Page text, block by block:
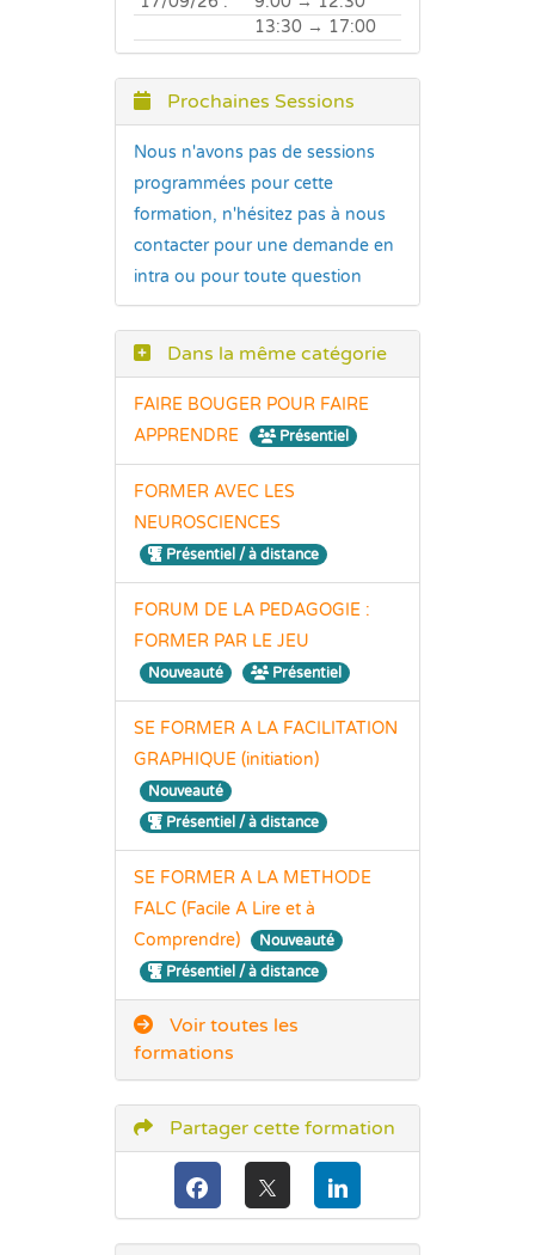
13:30 → 17:00
Prochaines Sessions
Nous n'avons pas de sessions
programmées pour cette
formation, n'hésitez pas à nous
contacter pour une demande en
intra ou pour toute question
Dans la même catégorie
FAIRE BOUGER POUR FAIRE
APPRENDRE
Présentiel
FORMER AVEC LES
NEUROSCIENCES
Présentiel / à distance
FORUM DE LA PEDAGOGIE :
FORMER PAR LE JEU
Nouveauté Présentiel
SE FORMER A LA FACILITATION
GRAPHIQUE (initiation)
Nouveauté
Présentiel / à distance
SE FORMER A LA METHODE
FALC (Facile A Lire et à
Comprendre)
Nouveauté
Présentiel / à distance
Voir toutes les
formations
Partager cette formation